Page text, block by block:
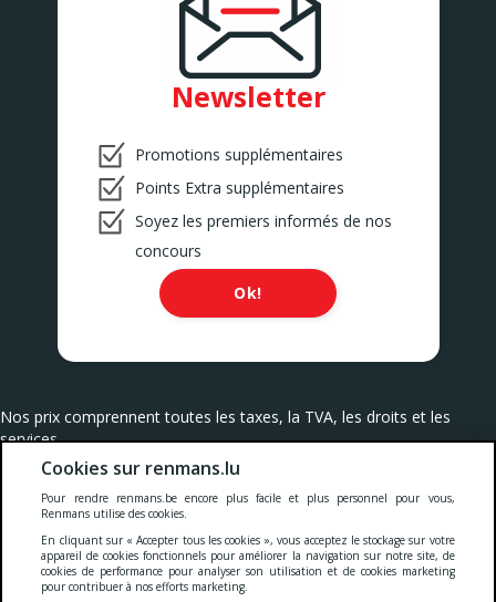
Newsletter
Promotions supplémentaires
Points Extra supplémentaires
Soyez les premiers informés de nos
concours
Ok!
Nos prix comprennent toutes les taxes, la TVA, les droits et les
services.
Cookies
- Confidentialité
Deklaratioun zur Barrierefräiheet
Cookies sur renmans.lu
Pour rendre renmans.be encore plus facile et plus personnel pour vous,
Renmans utilise des cookies.
En cliquant sur « Accepter tous les cookies », vous acceptez le stockage sur votre
appareil de cookies fonctionnels pour améliorer la navigation sur notre site, de
cookies de performance pour analyser son utilisation et de cookies marketing
pour contribuer à nos efforts marketing.